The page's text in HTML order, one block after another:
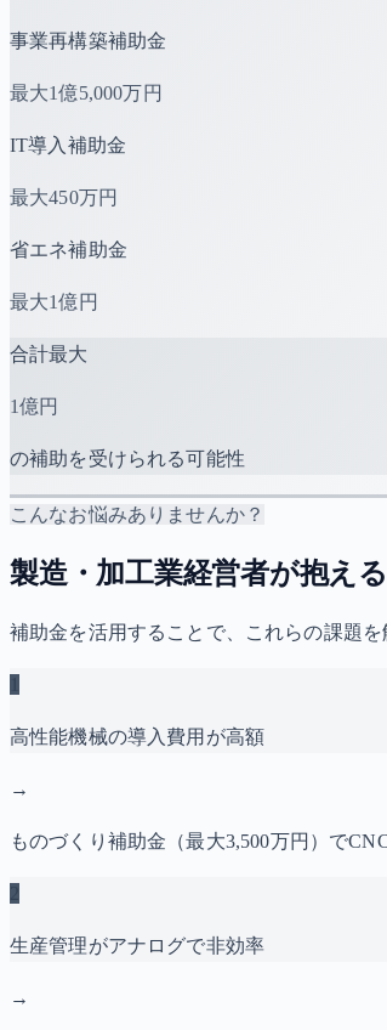
事業再構築補助金
最大1億5,000万円
IT導入補助金
最大450万円
省エネ補助金
最大1億円
合計最大
1億円
の補助を受けられる可能性
こんなお悩みありませんか？
製造・加工業経営者が抱え
補助金を活用することで、これらの課題
高性能機械の導入費用が高額
→
ものづくり補助金（最大3,500万円）で
生産管理がアナログで非効率
→